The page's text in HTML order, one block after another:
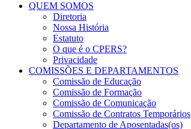
QUEM SOMOS
Diretoria
Nossa História
Estatuto
O que é o CPERS?
Privacidade
COMISSÕES E DEPARTAMENTOS
Comissão de Educação
Comissão de Formação
Comissão de Comunicação
Comissão de Contratos Temporários
Departamento de Aposentadas(os)